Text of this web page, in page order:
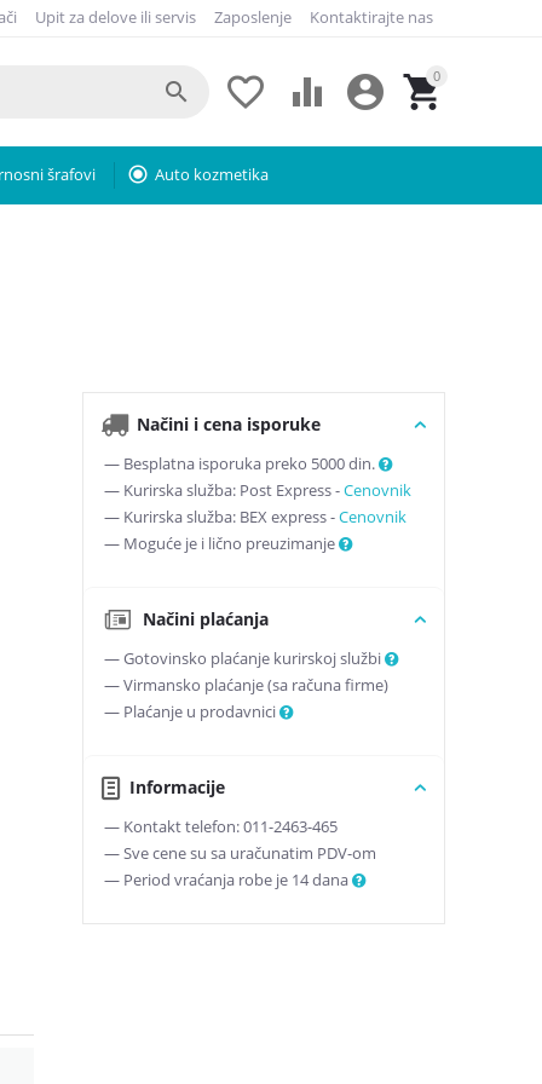
Upit za delove ili servis Zaposlenje Kontaktirajte nas
0


 

šrafovi radio_button_checked Auto kozmetika
Načini i cena isporuke
— Besplatna isporuka preko 5000 din.
— Kurirska služba: Post Express -Cenovnik
— Kurirska služba: BEX express -Cenovnik
— Moguće je i lično preuzimanje
Načini plaćanja
— Gotovinsko plaćanje kurirskoj službi
— Virmansko plaćanje (sa računa firme)
— Plaćanje u prodavnici
Informacije
— Kontakt telefon: 011-2463-465
— Sve cene su sa uračunatim PDV-om
— Period vraćanja robe je 14 dana